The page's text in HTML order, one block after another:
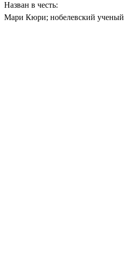
Назван в честь:
Мари Кюри; нобелевский ученый